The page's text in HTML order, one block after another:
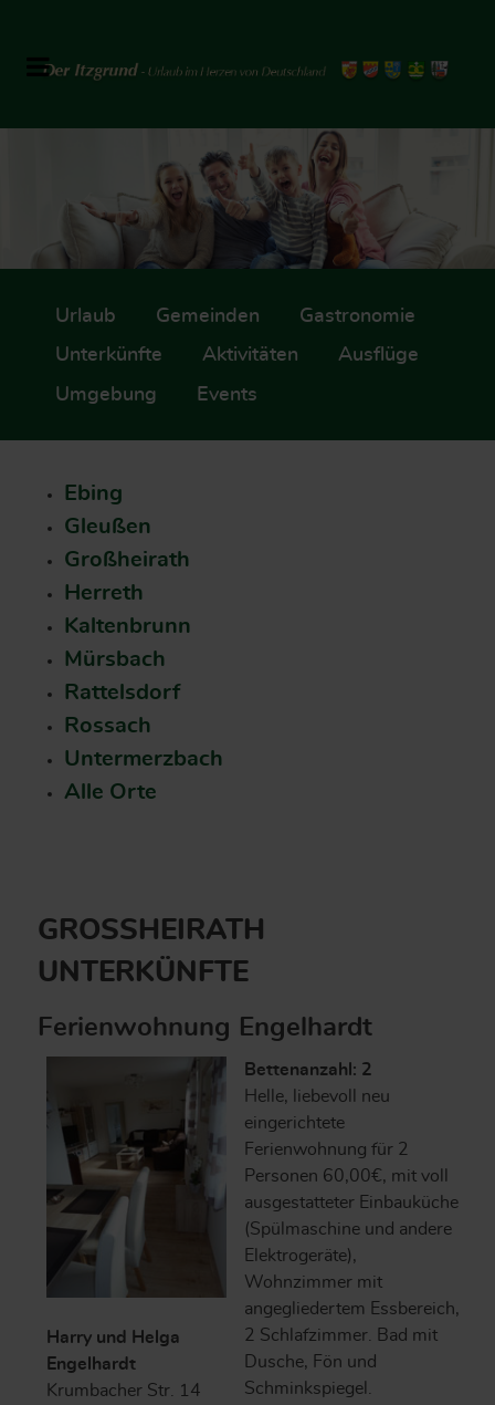
Urlaub Gemeinden
Gastronomie
Unterkünfte
Aktivitäten
Ausflüge
Umgebung
Events
Ebing
Gleußen
Großheirath
Herreth
Kaltenbrunn
Mürsbach
Rattelsdorf
Rossach
Untermerzbach
Alle Orte
GROSSHEIRATH U
NTERKÜNFTE
Ferienwohnung Engelhardt
Harry und Helga
Engelhardt
Krumbacher Str. 14
Bettenanzahl: 2
Helle, liebevoll neu
eingerichtete
Ferienwohnung für 2
Personen 60,00€, mit voll
ausgestatteter Einbauküche
(Spülmaschine und andere
Elektrogeräte),
Wohnzimmer mit
angegliedertem Essbereich,
2 Schlafzimmer. Bad mit
Dusche, Fön und
Schminkspiegel.